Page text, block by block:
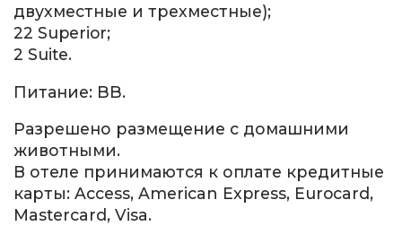
двухместные и трехместные);
22 Superior;
2 Suite.
Питание: BB.
Разрешено размещение с домашними
животными.
В отеле принимаются к оплате кредитные
карты: Access, American Express, Eurocard,
Mastercard, Visa.